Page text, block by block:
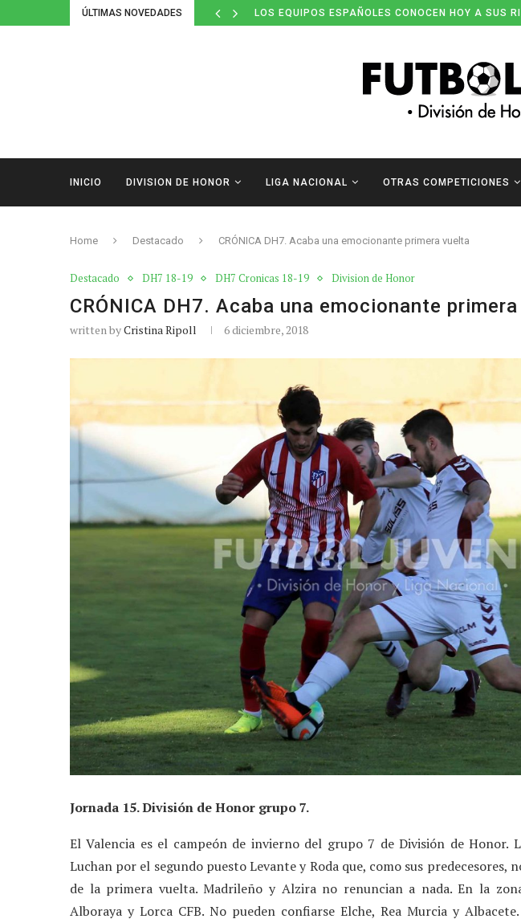
ÚLTIMAS NOVEDADES LOS EQUIPOS ESPAÑOLES CONOCEN HOY A SUS
INICIO DIVISION DE HONOR LIGA NACIONAL OTRAS COMPETICIONES
Home Destacado CRÓNICA DH7. Acaba una emocionante primera vuelta
Destacado DH7 18-19 DH7 Cronicas 18-19 Division de Honor
CRÓNICA DH7. Acaba una emocionante
written byCristina Ripoll 6 diciembre, 2018
Jornada 15. División de Honor grupo 7.
El Valencia es el campeón de invierno del grupo 7 de División de Honor.
Luchan por el segundo puesto Levante y Roda que, como sus
de la primera vuelta. Madrileño y Alzira no renuncian a nada. En la
Alboraya y Lorca CFB. No pueden confiarse Elche, Rea Murcia y